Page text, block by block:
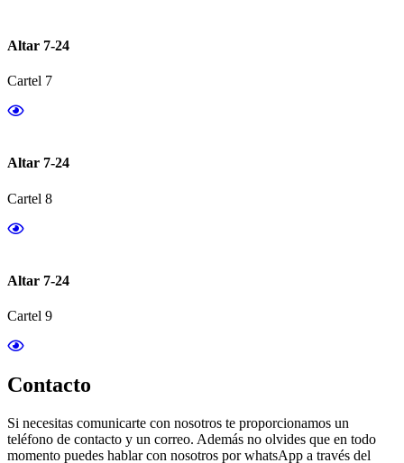
Altar 7-24
Cartel 7
Altar 7-24
Cartel 8
Altar 7-24
Cartel 9
Contacto
Si necesitas comunicarte con nosotros te proporcionamos un
teléfono de contacto y un correo. Además no olvides que en todo
momento puedes hablar con nosotros por whatsApp a través del